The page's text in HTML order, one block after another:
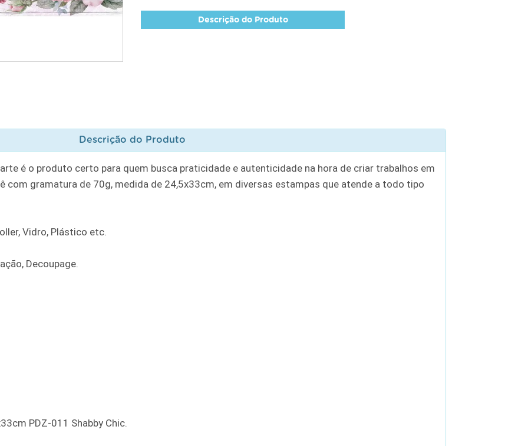
Descrição do Produto
Descrição do Produto
é o produto certo para quem busca praticidade e autenticidade na hora de criar trabalhos em
com gramatura de 70g, medida de 24,5x33cm, em diversas estampas que atende a todo tipo
Vidro, Plástico etc.
Decoupage.
PDZ-011 Shabby Chic.